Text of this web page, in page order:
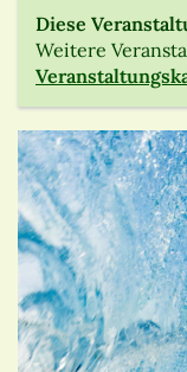
Diese
Weitere